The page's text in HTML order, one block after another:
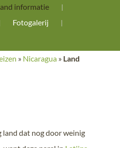
informatie
Fotogalerij
» Nicaragua » Land
land dat nog door weinig